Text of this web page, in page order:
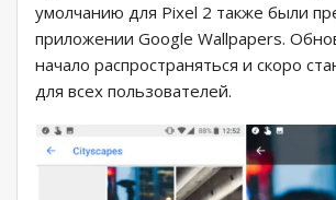
умолчанию для Pixel 2 также были
приложении Google Wallpapers.
начало распространяться и скоро
для всех пользователей.